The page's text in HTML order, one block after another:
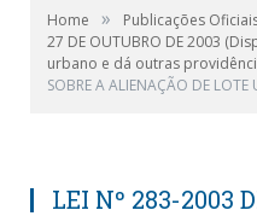
Home » Publicações
27 DE OUTUBRO DE 2003
urbano e dá outras
SOBRE A ALIENAÇÃO DE LOTE
LEI Nº 283-2003